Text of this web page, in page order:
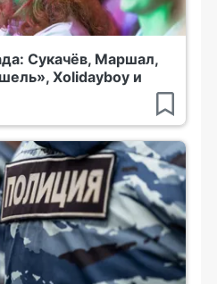
Сукачёв, Маршал,
Xolidayboy и